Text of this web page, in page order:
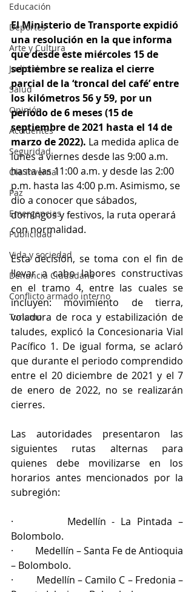
Educación
Deportes
Arte y Cultura
Judicial
Salud
Opinión
Accidentes
Seguridad
Ola Invernal
Paz
Emergencias
Publicidad
Vida y sociedad
Denuncia Ciudadana
Conflicto armado interno
Turismo
El Ministerio de Transporte expidió
una resolución en la que informa
que desde este miércoles 15 de
septiembre se realiza el cierre
parcial de la ‘troncal del café’ entre
los kilómetros 56 y 59, por un
período de 6 meses (15 de
septiembre de 2021 hasta el 14 de
marzo de 2022). La medida aplica de
lunes a viernes desde las 9:00 a.m.
hasta las 11:00 a.m. y desde las 2:00
p.m. hasta las 4:00 p.m. Asimismo, se
dio a conocer que sábados,
domingos y festivos, la ruta operará
con normalidad.
Esta decisión, se toma con el fin de
llevar a cabo labores constructivas
en el tramo 4, entre las cuales se
incluyen: movimiento de tierra,
voladura de roca y estabilización de
taludes, explicó la Concesionaria Vial
Pacífico 1. De igual forma, se aclaró
que durante el periodo comprendido
entre el 20 diciembre de 2021 y el 7
de enero de 2022, no se realizarán
cierres.
Las autoridades presentaron las
siguientes rutas alternas para
quienes debe movilizarse en los
horarios antes mencionados por la
subregión:
·         Medellín - La Pintada –
Bolombolo.
·         Medellín – Santa Fe de Antioquia
– Bolombolo.
·         Medellín – Camilo C – Fredonia –